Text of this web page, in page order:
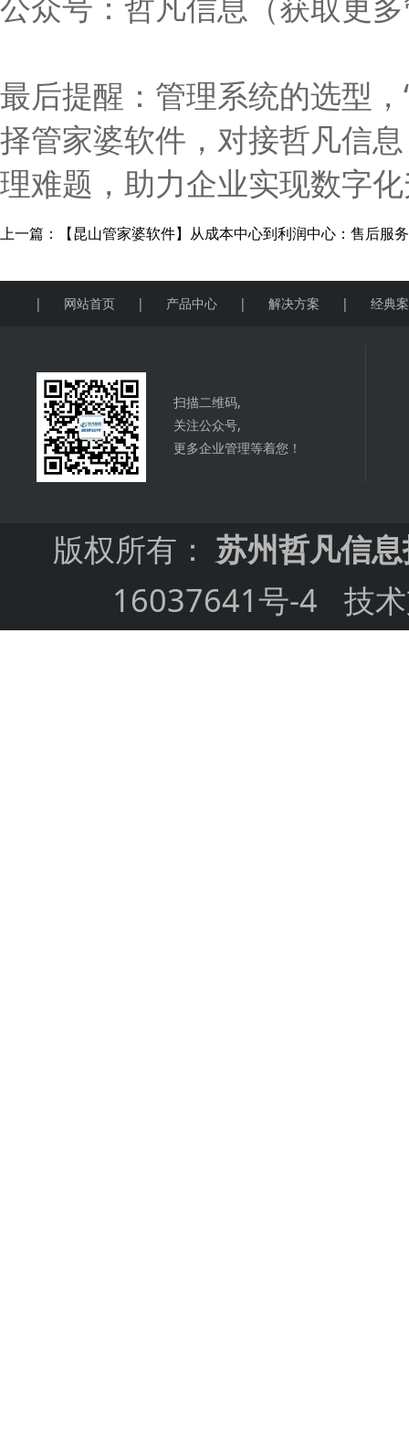
最后提醒：管理系统的选型，
择管家婆软件，对接哲凡信
理难题，助力企业实现数字
上一篇： 【昆山管家婆软件】从成本中心到利润中心：售后服
| 网站首页 | 产品中心 | 解决方案 | 经典
扫描二维码,
关注公众号,
更多企业管理等着您！
版权所有： 苏州哲凡信
16037641号-4
技